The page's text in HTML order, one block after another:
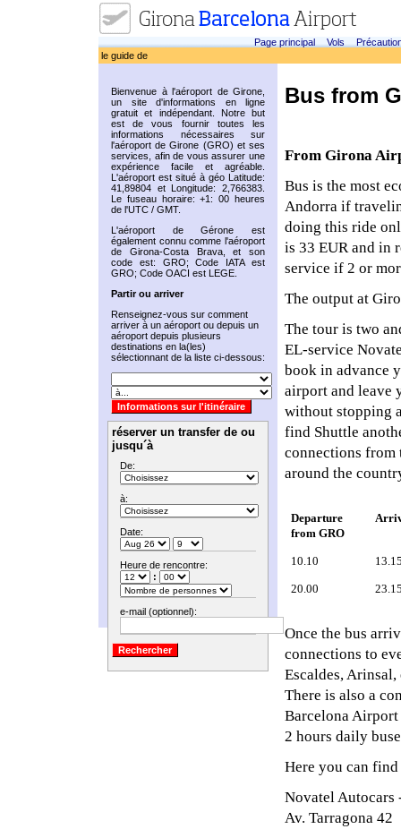
Page principal Vols
le guide de
Bienvenue à l'aéroport de Girone,
un site d'informations en ligne
gratuit et indépendant. Notre but
est de vous fournir toutes les
informations nécessaires sur
l'aéroport de Girone (GRO) et ses
services, afin de vous assurer une
expérience facile et agréable.
L'aéroport est situé à géo Latitude:
41,89804 et Longitude: 2,766383.
Le fuseau horaire: +1: 00 heures
de l'UTC / GMT.
L'aéroport de Gérone est
également connu comme l'aéroport
de Girona-Costa Brava, et son
code est: GRO; Code IATA est
GRO; Code OACI est LEGE.
Partir ou arriver
Renseignez-vous sur comment
arriver à un aéroport ou depuis un
aéroport depuis plusieurs
destinations en la(les)
sélectionnant de la liste ci-dessous:
réserver un transfer de ou
jusqu´à
De:
à:
Date:
Heure de rencontre:
:
e-mail (optionnel):
Bus from
From Girona
Bus is the most
Andorra if
doing this ride
is 33 EUR and in
service if 2 or
The output at
The tour is two
EL-service
book in advance
airport and leave
without stopping
find Shuttle
connections from
around the
Departure
from GRO
10.10
20.00
Once the bus
connections to
Escaldes, Arinsal,
There is also a
Barcelona Airport
2 hours daily
Here you can
Novatel Autocars
Av. Tarragona 42